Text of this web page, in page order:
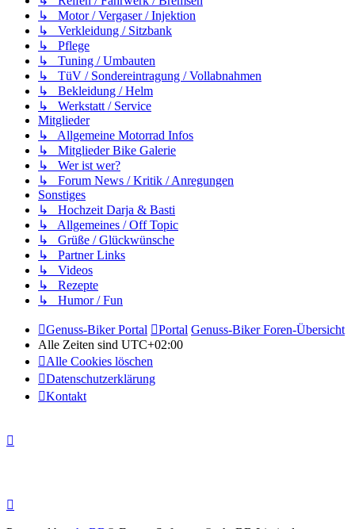
↳ Motor / Vergaser / Injektion
↳ Verkleidung / Sitzbank
↳ Pflege
↳ Tuning / Umbauten
↳ TüV / Sondereintragung / Vollabnahmen
↳ Bekleidung / Helm
↳ Werkstatt / Service
Mitglieder
↳ Allgemeine Motorrad Infos
↳ Mitglieder Bike Galerie
↳ Wer ist wer?
↳ Forum News / Kritik / Anregungen
Sonstiges
↳ Hochzeit Darja & Basti
↳ Allgemeines / Off Topic
↳ Grüße / Glückwünsche
↳ Partner Links
↳ Videos
↳ Rezepte
↳ Humor / Fun
Genuss-Biker Portal Portal Genuss-Biker Foren-Übersicht
Alle Zeiten sind UTC+02:00
Alle Cookies löschen
Datenschutzerklärung
Kontakt